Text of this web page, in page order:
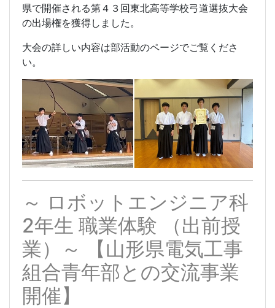
県で開催される第４３回東北高等学校弓道選抜大会
の出場権を獲得しました。
大会の詳しい内容は部活動のページでご覧くださ
い。
～ ロボットエンジニア科
2年生 職業体験 （出前授
業）～ 【山形県電気工事
組合青年部との交流事業
開催】